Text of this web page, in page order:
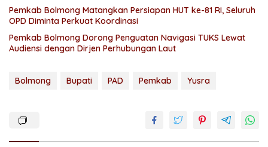
Pemkab Bolmong Matangkan Persiapan HUT ke-81 RI, Seluruh
OPD Diminta Perkuat Koordinasi
Pemkab Bolmong Dorong Penguatan Navigasi TUKS Lewat
Audiensi dengan Dirjen Perhubungan Laut
Bolmong Bupati PAD Pemkab Yusra